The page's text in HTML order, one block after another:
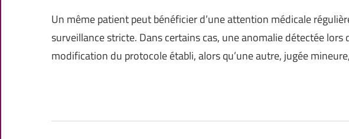
Un même patient peut bénéficier d’une attention médicale
surveillance stricte. Dans certains cas, une anomalie détectée lors
modification du protocole établi, alors qu’une autre, jugée